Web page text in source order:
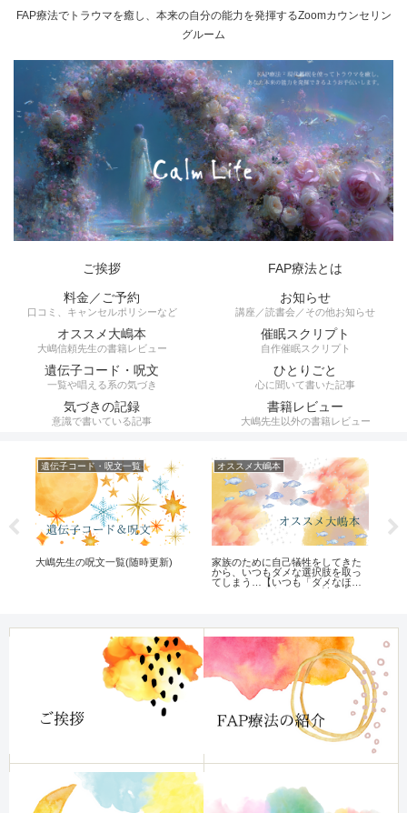
FAP療法でトラウマを癒し、本来の自分の能力を発揮するZoomカウンセリン
グルーム
ご挨拶
FAP療法とは
料金／ご予約
口コミ、キャンセルポリシーなど
お知らせ
講座／読書会／その他お知らせ
オススメ大嶋本
大嶋信頼先生の書籍レビュー
催眠スクリプト
自作催眠スクリプト
遺伝子コード・呪文
一覧や唱える系の気づき
ひとりごと
心に聞いて書いた記事
気づきの記録
意識で書いている記事
書籍レビュー
大嶋先生以外の書籍レビュー
遺伝子コード・呪文一覧
大嶋先生の呪文一覧(随時更新)
オススメ大嶋本
家族のために自己犠牲をしてきた
から、いつもダメな選択肢を取っ
てしまう…【いつも「ダメなほう